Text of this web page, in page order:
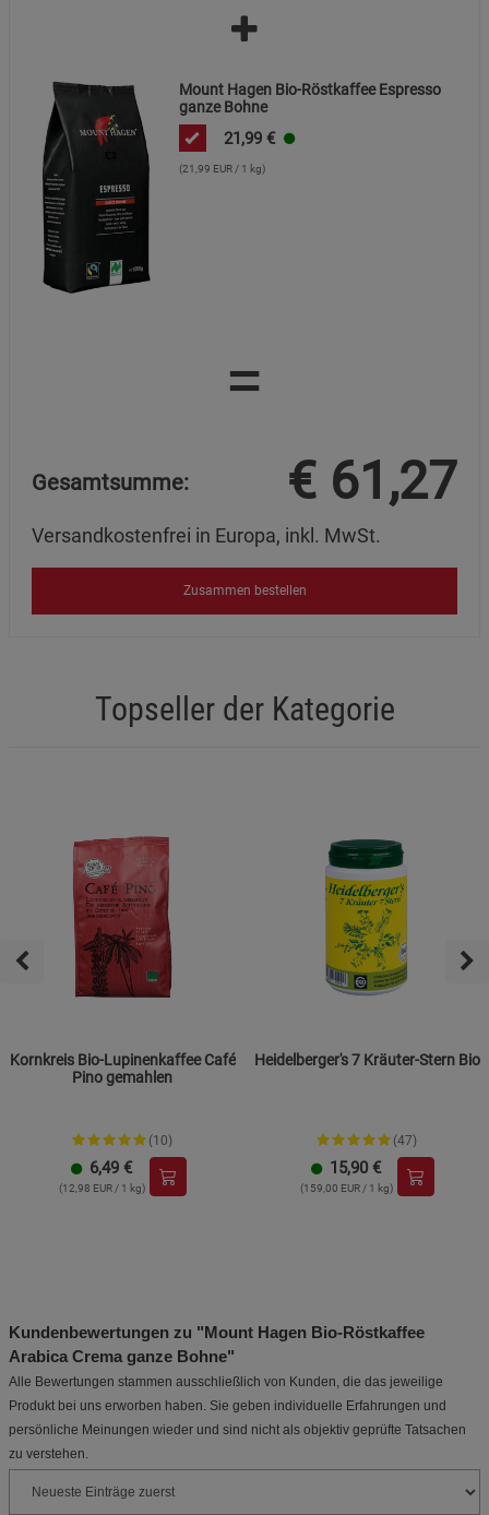
Mount Hagen Bio-Röstkaffee Espresso
ganze Bohne
21,99 €
(21,99 EUR / 1 kg)
=
Gesamtsumme: € 61,27
Versandkostenfrei in Europa, inkl. MwSt.
Zusammen bestellen
Topseller der Kategorie
Kornkreis Bio-Lupinenkaffee Café
Pino gemahlen
(10)
6,49 €
(12,98 EUR / 1 kg)
Heidelberger's 7 Kräuter-Stern Bio
(47)
15,90 €
(159,00 EUR / 1 kg)
Kundenbewertungen zu "Mount Hagen Bio-Röstkaffee
Arabica Crema ganze Bohne"
Alle Bewertungen stammen ausschließlich von Kunden, die das jeweilige
Produkt bei uns erworben haben. Sie geben individuelle Erfahrungen und
persönliche Meinungen wieder und sind nicht als objektiv geprüfte Tatsachen
zu verstehen.
Beschreibung Statistik Cookies
Cookie-Informationen
Marketing Cookies (3)
Beschreibung Marketing Cookies